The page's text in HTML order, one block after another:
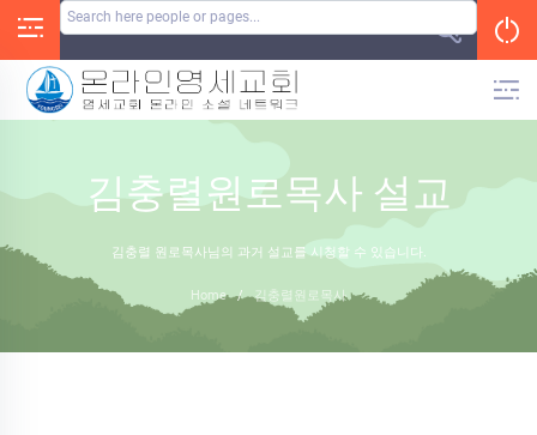
김충렬원로목사 설교
김충렬 원로목사님의 과거 설교를 시청할 수 있습니다.
Home / 김충렬원로목사